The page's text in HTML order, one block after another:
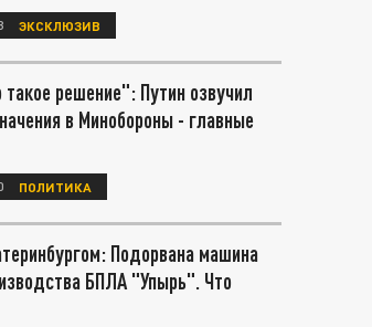
ЭКСКЛЮЗИВ
решение": Путин озвучил
в Минобороны - главные
ПОЛИТИКА
Подорвана машина
БПЛА "Упырь". Что